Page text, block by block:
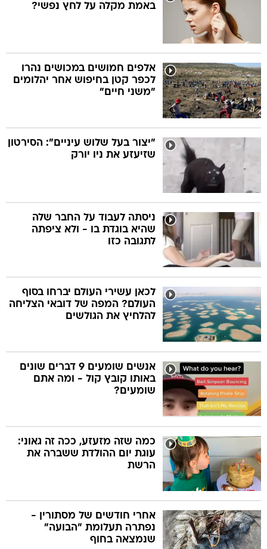
באמת מקלה על לחץ נפשי?
אלפים חמושים במכושים נהרו
לכפר קטן בחיפוש אחר יהלומים
"משני חיים"
"יצור בעל שלוש עיניים": הסירטון
שזיעזע את ניו יורק
ניסתה לעבוד על החבר שלה
שהיא בוגדת בו - ולא ציפתה
לתגובה כזו
לכאן עשירי העולם יברחו בסוף
העולם? המפה של דובאי הצליחה
להלחיץ את הגולשים
אנשים שומעים 9 דברים שונים
באותו קובץ קול - ומה אתם
שומעים?
כמה שזה מזעזע, ככה זה גאוני:
עוגת יום ההולדת ששברה את
הרשת
אחרי חודשים של מסתורין -
נפתרה תעלומת "הבועה"
שנמצאה בחוף